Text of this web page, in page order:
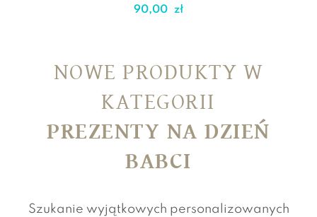
90,00 zł
NOWE PRODUKTY W
KATEGORII
PREZENTY NA DZIEŃ
BABCI
Szukanie wyjątkowych personalizowanych